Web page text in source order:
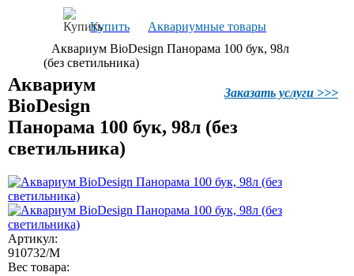
Купить
Аквариумные товары
Аквариум BioDesign Панорама 100 бук, 98л
(без светильника)
Заказать услуги >>>
Аквариум
BioDesign
Панорама 100 бук, 98л (без
светильника)
Артикул:
910732/M
Вес товара: